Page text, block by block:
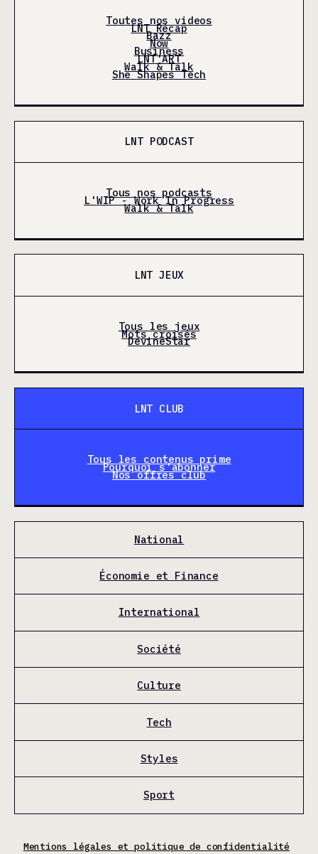
Toutes nos videos
LNT Récap
Bazz
Now
Business
LNT'ART
Walk & Talk
She Shapes Tech
LNT PODCAST
Tous nos podcasts
L'WIP - Work In Progress
Walk & Talk
LNT JEUX
Tous les jeux
Mots croisés
DevineStar
LNT CLUB
Tous les contenus prime
Pourquoi s'abonner
Nos offres club
National
Économie et Finance
International
Société
Culture
Tech
Styles
Sport
Mentions légales et politique de confidentialité